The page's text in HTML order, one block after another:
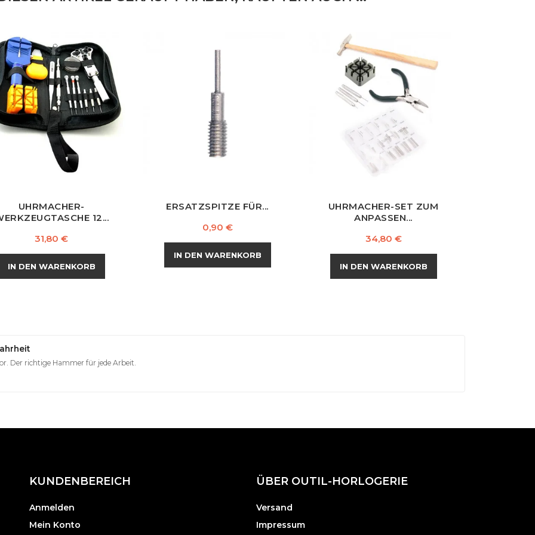
UHRMACHER-
12...
Preis
31,80 €
IN DEN WARENKORB
ERSATZSPITZE FÜR...
Preis
0,90 €
IN DEN WARENKORB
UHRMACHER-SET ZUM
ANPASSEN...
Preis
34,80 €
IN DEN WARENKORB
Der richtige Hammer für jede Arbeit.
KUNDENBEREICH
Anmelden
Mein Konto
ÜBER OUTIL-HORLOGERIE
Versand
Impressum